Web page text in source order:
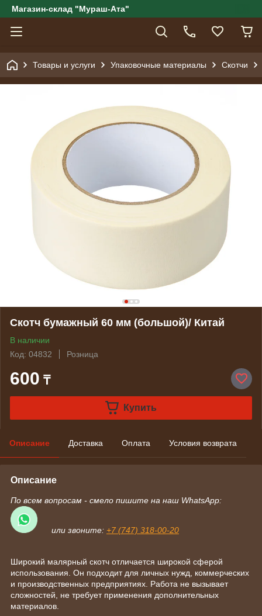
Магазин-склад "Мураш-Ата"
Товары и услуги Упаковочные материалы Скотчи
Скотч бумажный 60 мм (большой)/ Китай
В наличии
Код: 04832
Розница
600 ₸
Купить
Описание Доставка Оплата Условия возврата
Описание
По всем вопросам - смело пишите на наш WhatsApp:
или звоните: +7 (747) 318-00-20
Широкий малярный скотч отличается широкой сферой
использования. Он подходит для личных нужд, коммерческих
и производственных предприятиях. Работа не вызывает
сложностей, не требует применения дополнительных
материалов.